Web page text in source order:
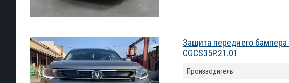
Защита переднего
CGCS35P.21.01
Производитель